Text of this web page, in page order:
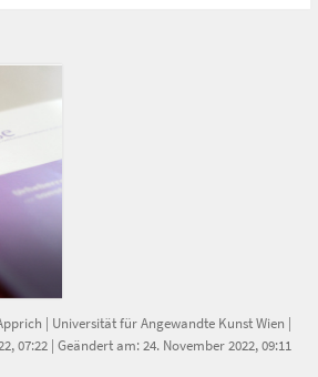
| Universität für Angewandte Kunst Wien |
07:22 | Geändert am: 24. November 2022, 09:11